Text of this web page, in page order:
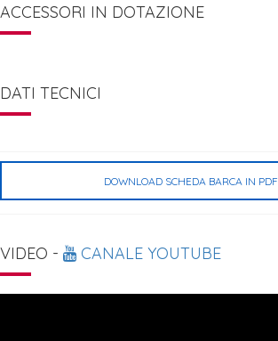
ACCESSORI IN DOTAZIONE
DATI TECNICI
DOWNLOAD SCHEDA BARCA IN PDF
VIDEO - CANALE YOUTUBE